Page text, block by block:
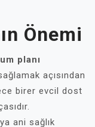
Önemi
planı
açısından
birer evcil dost
ani sağlık